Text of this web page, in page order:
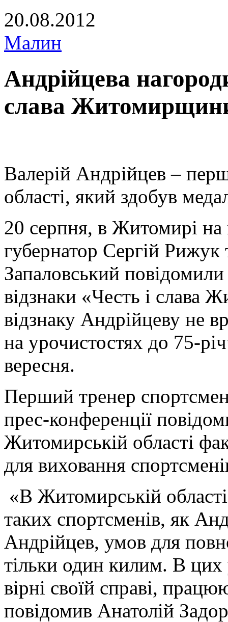
20.08.2012
Малин
Андрійцева
слава
Валерій Андрійцев –
області, який здобув
20 серпня, в Житомирі на
губернатор Сергій Рижук
Запаловський
відзнаки «Честь і
відзнаку Андрійцеву не
на урочистостях до 75-
вересня.
Перший тренер
прес-конференції
Житомирській області
для виховання
«В Житомирській
таких спортсменів, як
Андрійцев, умов для
тільки один килим. В
вірні своїй справі,
повідомив Анатолій